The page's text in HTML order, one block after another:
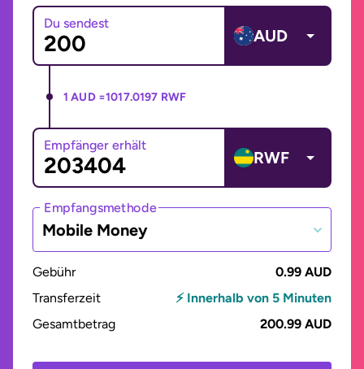
Du sendest
AUD
1 AUD =1017.0197 RWF
Empfänger erhält
RWF
Empfangsmethode
Mobile Money
Gebühr
0.99 AUD
Transferzeit
⚡ Innerhalb von 5 Minuten
Gesamtbetrag
200.99 AUD